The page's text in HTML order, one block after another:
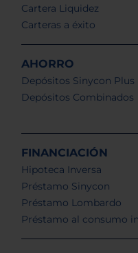
Cartera Liquidez
Carteras a éxito
AHORRO
Depósitos Sinycon Plus
Depósitos Combinados
FINANCIACIÓN
Hipoteca Inversa
Préstamo Sinycon
Préstamo Lombardo
Préstamo al consumo